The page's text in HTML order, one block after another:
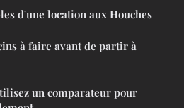
d'une location aux Houches
à faire avant de partir à
un comparateur pour